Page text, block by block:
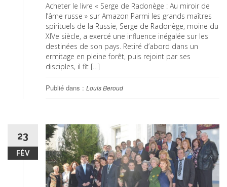
Acheter le livre « Serge de Radonège : Au miroir de
l’âme russe » sur Amazon Parmi les grands maîtres
spirituels de la Russie, Serge de Radonège, moine du
XIVe siècle, a exercé une influence inégalée sur les
destinées de son pays. Retiré d’abord dans un
ermitage en pleine forêt, puis rejoint par ses
disciples, il fit […]
Publié dans : Louis Beroud
23
FÉV